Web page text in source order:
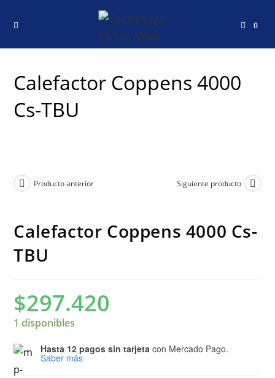
0
Calefactor Coppens 4000
Cs-TBU
Producto anterior Siguiente producto
Calefactor Coppens 4000 Cs-
TBU
$297.420
1 disponibles
Hasta 12 pagos sin tarjeta con Mercado Pago.
Saber más